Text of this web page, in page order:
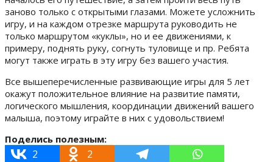
заново только с открытыми глазами. Можете усложнить
игру, и на каждом отрезке маршрута руководить не
только маршрутом «куклы», но и ее движениями, к
примеру, поднять руку, согнуть туловище и пр. Ребята
могут также играть в эту игру без вашего участия.
Все вышеперечисленные развивающие игры для 5 лет
окажут положительное влияние на развитие памяти,
логического мышления, координации движений вашего
малыша, поэтому играйте в них с удовольствием!
Поделись полезным:
2 2